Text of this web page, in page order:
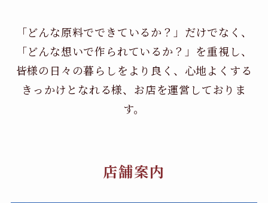
「どんな原料でできているか？」だけでなく、
「どんな想いで作られているか？」を重視し、
皆様の日々の暮らしをより良く、心地よくする
きっかけとなれる様、お店を運営しておりま
す。
店舗案内